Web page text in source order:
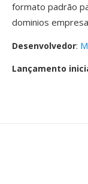
formato padrão
dominios
Desenvolvedor:
Lançamento